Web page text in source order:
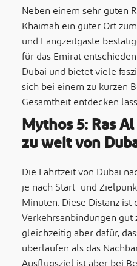
Neben einem sehr guten
Khaimah ein guter Ort
und Langzeitgäste
für das Emirat
Dubai und bietet viele
sich bei einem zu kurzen
Gesamtheit entdecken
Mythos 5: Ras
zu weit von
Die Fahrtzeit von Dubai
je nach Start- und
Minuten. Diese Distanz
Verkehrsanbindungen
gleichzeitig aber dafür,
überlaufen als das